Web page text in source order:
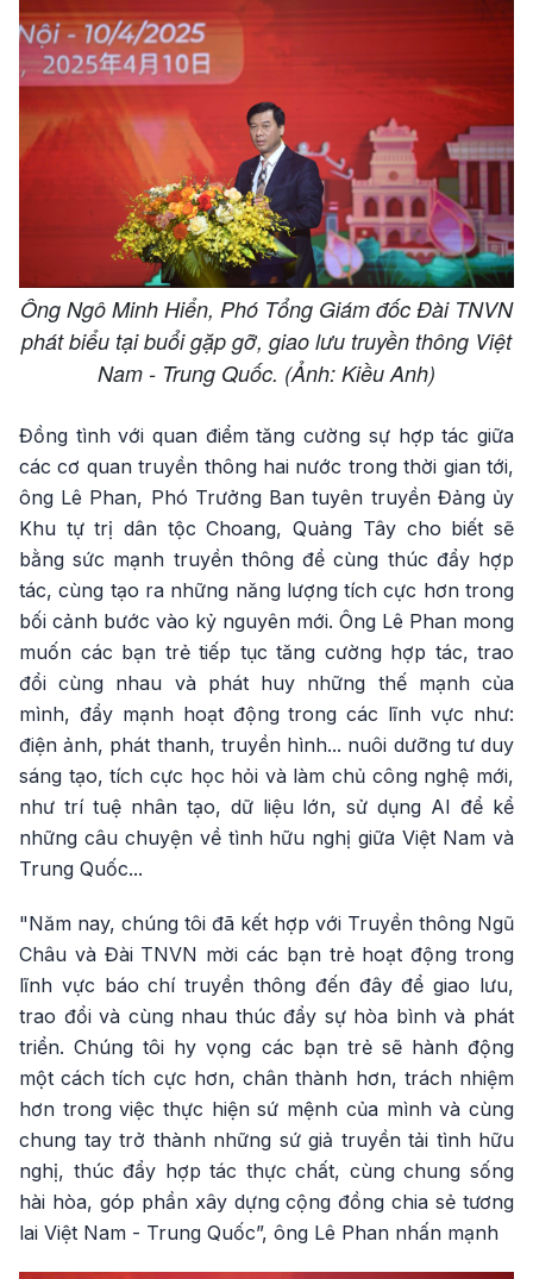
Ông Ngô Minh Hiển, Phó Tổng Giám đốc Đài TNVN
phát biểu tại buổi gặp gỡ, giao lưu truyền thông Việt
Nam - Trung Quốc. (Ảnh: Kiều Anh)
Đồng tình với quan điểm tăng cường sự hợp tác giữa
các cơ quan truyền thông hai nước trong thời gian tới,
ông Lê Phan, Phó Trưởng Ban tuyên truyền Đảng ủy
Khu tự trị dân tộc Choang, Quảng Tây cho biết sẽ
bằng sức mạnh truyền thông để cùng thúc đẩy hợp
tác, cùng tạo ra những năng lượng tích cực hơn trong
bối cảnh bước vào kỷ nguyên mới. Ông Lê Phan mong
muốn các bạn trẻ tiếp tục tăng cường hợp tác, trao
đổi cùng nhau và phát huy những thế mạnh của
mình, đẩy mạnh hoạt động trong các lĩnh vực như:
điện ảnh, phát thanh, truyền hình... nuôi dưỡng tư duy
sáng tạo, tích cực học hỏi và làm chủ công nghệ mới,
như trí tuệ nhân tạo, dữ liệu lớn, sử dụng AI để kể
những câu chuyện về tình hữu nghị giữa Việt Nam và
Trung Quốc...
"Năm nay, chúng tôi đã kết hợp với Truyền thông Ngũ
Châu và Đài TNVN mời các bạn trẻ hoạt động trong
lĩnh vực báo chí truyền thông đến đây để giao lưu,
trao đổi và cùng nhau thúc đẩy sự hòa bình và phát
triển. Chúng tôi hy vọng các bạn trẻ sẽ hành động
một cách tích cực hơn, chân thành hơn, trách nhiệm
hơn trong việc thực hiện sứ mệnh của mình và cùng
chung tay trở thành những sứ giả truyền tải tình hữu
nghị, thúc đẩy hợp tác thực chất, cùng chung sống
hài hòa, góp phần xây dựng cộng đồng chia sẻ tương
lai Việt Nam - Trung Quốc”, ông Lê Phan nhấn mạnh